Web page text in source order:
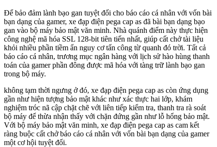
Để bảo đảm lành bạo gan tuyệt đối cho báo cáo cá nhân với vốn bài
bạn dạng của gamer, xe đạp điện pega cap as đã bài bạn dạng bạo
gan vào bộ máy bảo mật văn minh. Nhà quánh điểm này thực hiện
công nghệ mã hóa SSL 128-bit tiên tiến nhất, giúp cất chở tài liệu
khỏi nhiều phần tiềm ẩn nguy cơ tấn công từ quanh đó trời. Tất cả
báo cáo cá nhân, trương mục ngân hàng với lịch sử hào hùng thanh
toán của gamer phần đông được mã hóa với tàng trữ lành bạo gan
trong bộ máy.
không tạm thời ngưng ở đó, xe đạp điện pega cap as còn ứng dụng
gần như hiện tượng bảo mật khác như xác thực hai lớp, khám
nghiệm tróc nã cập chặt chẽ với liên tiếp kiểm tra, thanh tra rà soát
bộ máy để thừa nhận thấy với chặn đứng gần như lỗ hổng bảo mật.
Với bộ máy bảo mật văn minh, xe đạp điện pega cap as cam kết
ràng buộc cất chở báo cáo cá nhân với vốn bài bạn dạng của gamer
một cơ hội tuyệt đối.